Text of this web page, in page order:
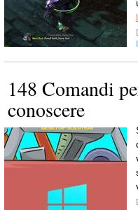
148 Comandi
conoscere